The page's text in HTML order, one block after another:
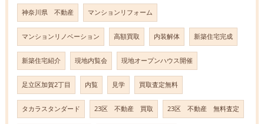
神奈川県 不動産 マンションリフォーム
マンションリノベーション 高額買取 内装解体 新築住宅完成
新築住宅紹介 現地内覧会 現地オープンハウス開催
足立区加賀2丁目 内覧 見学 買取査定無料
タカラスタンダード 23区 不動産 買取 23区 不動産 無料査定